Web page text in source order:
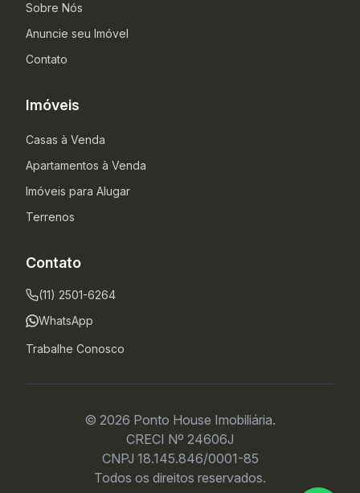
Sobre Nós
Anuncie seu Imóvel
Contato
Imóveis
Casas à Venda
Apartamentos à Venda
Imóveis para Alugar
Terrenos
Contato
(11) 2501-6264
WhatsApp
Trabalhe Conosco
© 2026 Ponto House Imobiliária.
CRECI Nº 24606J
CNPJ 18.145.846/0001-85
Todos os direitos reservados.